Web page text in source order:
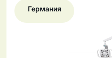
Германия